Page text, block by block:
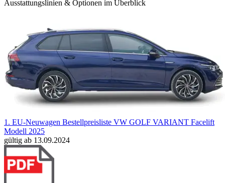
Ausstattungslinien & Optionen im Überblick
1. EU-Neuwagen Bestellpreisliste VW GOLF VARIANT Facelift
Modell 2025
gültig ab 13.09.2024